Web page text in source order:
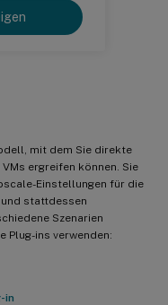
mit dem Sie direkte
ergreifen können. Sie
Einstellungen für die
und stattdessen
Szenarien
Plug-ins verwenden:
in